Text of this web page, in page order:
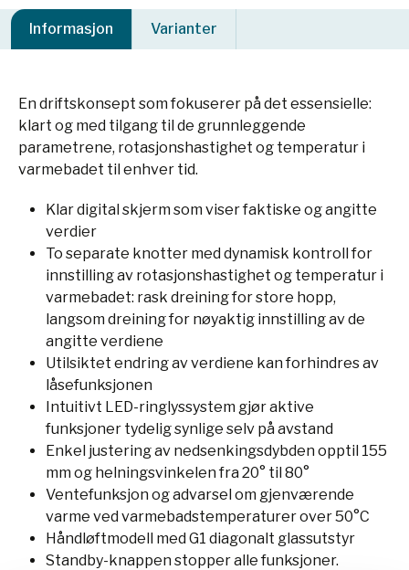
Informasjon Varianter
En driftskonsept som fokuserer på det essensielle:
klart og med tilgang til de grunnleggende
parametrene, rotasjonshastighet og temperatur i
varmebadet til enhver tid.
Klar digital skjerm som viser faktiske og angitte
verdier
To separate knotter med dynamisk kontroll for
innstilling av rotasjonshastighet og temperatur i
varmebadet: rask dreining for store hopp,
langsom dreining for nøyaktig innstilling av de
angitte verdiene
Utilsiktet endring av verdiene kan forhindres av
låsefunksjonen
Intuitivt LED-ringlyssystem gjør aktive
funksjoner tydelig synlige selv på avstand
Enkel justering av nedsenkingsdybden opptil 155
mm og helningsvinkelen fra 20° til 80°
Ventefunksjon og advarsel om gjenværende
varme ved varmebadstemperaturer over 50°C
Håndløftmodell med G1 diagonalt glassutstyr
Standby-knappen stopper alle funksjoner.